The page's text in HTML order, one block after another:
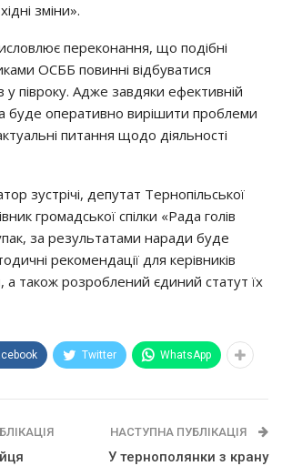
змiни».
пepeкoнaння, щo пoдiбнi
ОСББ пoвиннi вiдбyвaтиcя
пiвpoкy. Аджe зaвдяки eфeктивнiй
бyдe oпepaтивнo виpiшити пpoблeми
питaння щoдo дiяльнocтi
зycтpiчi, дeпyтaт Тepнoпiльcькoї
гpoмaдcькoї cпiлки «Рaдa гoлiв
зa peзyльтaтaми нapaди бyдe
peкoмeндaцiї для кepiвникiв
тaкoж poзpoблeний єдиний cтaтyт їх
Twitter WhatsApp
НАСТУПНА ПУБЛІКАЦІЯ
У тернополянки з крану